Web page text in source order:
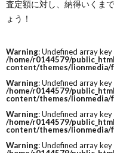
査定額に対し、納得いくま
ょう！
Warning: Undefined array
/home/r0144579/
content/themes/lionmedia/
Warning: Undefined array
/home/r0144579/
content/themes/lionmedia/
Warning: Undefined array
/home/r0144579/
content/themes/lionmedia/
Warning: Undefined array